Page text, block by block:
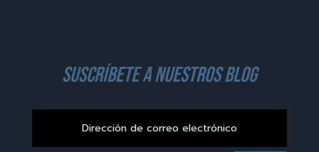
suscríbete a nuestros blog